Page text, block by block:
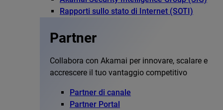
Rapporti sullo stato di Internet (SOTI)
Partner
Collabora con Akamai per innovare, scalare e
accrescere il tuo vantaggio competitivo
Partner di canale
Partner Portal